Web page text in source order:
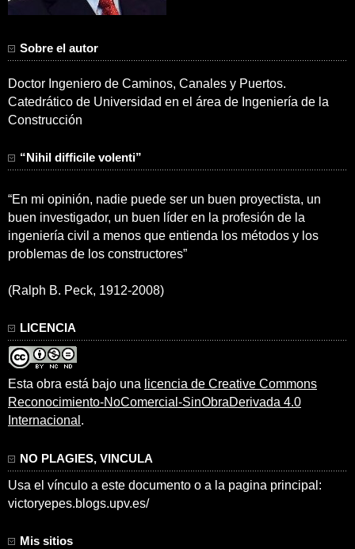
Sobre el autor
Doctor Ingeniero de Caminos, Canales y Puertos.
Catedrático de Universidad en el área de Ingeniería de la
Construcción
“Nihil difficile volenti”
“En mi opinión, nadie puede ser un buen proyectista, un
buen investigador, un buen líder en la profesión de la
ingeniería civil a menos que entienda los métodos y los
problemas de los constructores”
(Ralph B. Peck, 1912-2008)
LICENCIA
Esta obra está bajo una licencia de Creative Commons
Reconocimiento-NoComercial-SinObraDerivada 4.0
Internacional .
NO PLAGIES, VINCULA
Usa el vínculo a este documento o a la pagina principal:
victoryepes.blogs.upv.es/
Mis sitios